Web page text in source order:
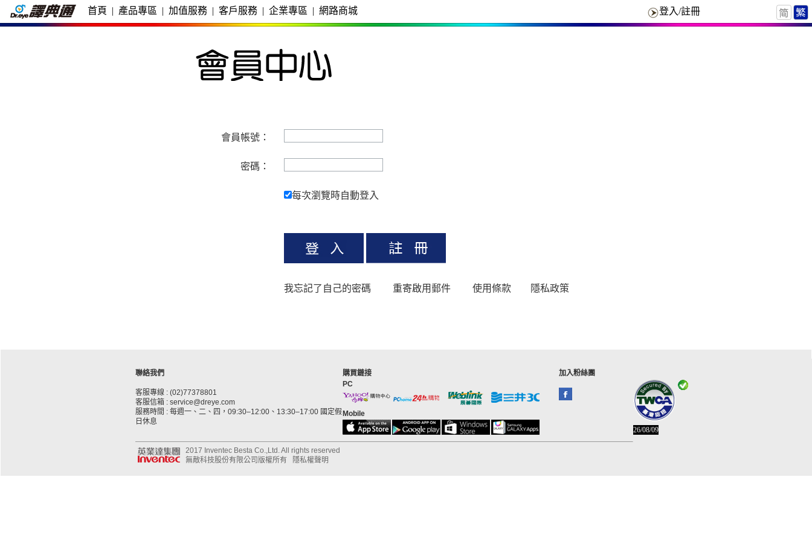
首頁 | 產品專區 | 加值服務 | 客戶服務 | 企業專區 | 網路商城 登入/註冊
會員帳號：
密碼：
每次瀏覽時自動登入
我忘記了自己的密碼 重寄啟用郵件 使用條款 隱私政策
聯絡我們
客服專線 : (02)77378801
客服信箱 : service@dreye.com
服務時間 : 每週一、二、四，09:30–12:00、13:30–17:00 國定假
日休息
購買鏈接
PC
Mobile
加入粉絲團
26/08/09
2017 Inventec Besta Co.,Ltd. All rights reserved
無敵科技股份有限公司版權所有
隱私權聲明